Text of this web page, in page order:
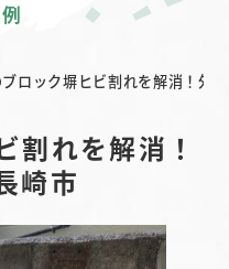
ブロック塀ヒビ割れを解消！外
割れを解消！
崎市